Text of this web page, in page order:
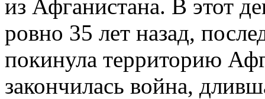
из Афганистана. В этот
ровно 35 лет назад,
покинула территорию
закончилась война,